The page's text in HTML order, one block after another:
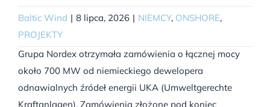
Baltic Wind | 8 lipca, 2026 | NIEMCY, ONSHORE,
PROJEKTY
Grupa Nordex otrzymała zamówienia o łącznej mocy
około 700 MW od niemieckiego dewelopera
odnawialnych źródeł energii UKA (Umweltgerechte
Kraftanlagen). Zamówienia złożone pod koniec